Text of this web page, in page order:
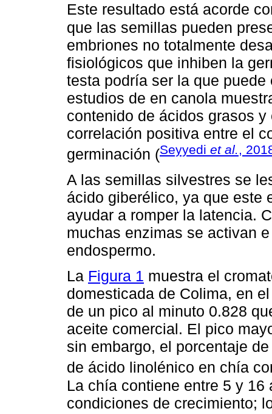
Este resultado está acorde
que las semillas pueden
embriones no totalmente
fisiológicos que inhiben la
testa podría ser la que
estudios de en canola
contenido de ácidos grasos
correlación positiva entre el
germinación (Seyyedi et al. ,
A las semillas silvestres se
ácido giberélico, ya que este
ayudar a romper la latencia.
muchas enzimas se activan
endospermo.
La Figura 1 muestra el
domesticada de Colima, en
de un pico al minuto 0.828
aceite comercial. El pico
sin embargo, el porcentaje
de ácido linolénico en chía
La chía contiene entre 5 y
condiciones de crecimiento;